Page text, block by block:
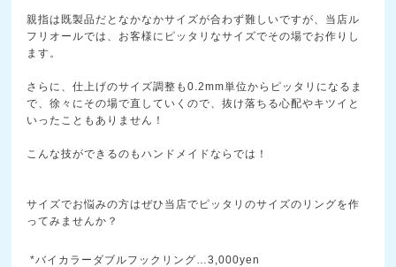
親指は既製品だとなかなかサイズが合わず難しいですが、 当店ル
フリオールでは、お客様にピッタリなサイズでその場でお作りし
ます。
さらに、仕上げのサイズ調整も0.2mm単位からピッタ リになるま
で、徐々にその場で直していくので、抜け落ち る心配やキツイと
いったこともありません！
こんな技ができるのもハンドメイドならでは！
サイズでお悩みの方はぜひ当店でピッタリのサイズのリン グを作
ってみませんか？
*バイカラーダブルフックリング…3,000yen